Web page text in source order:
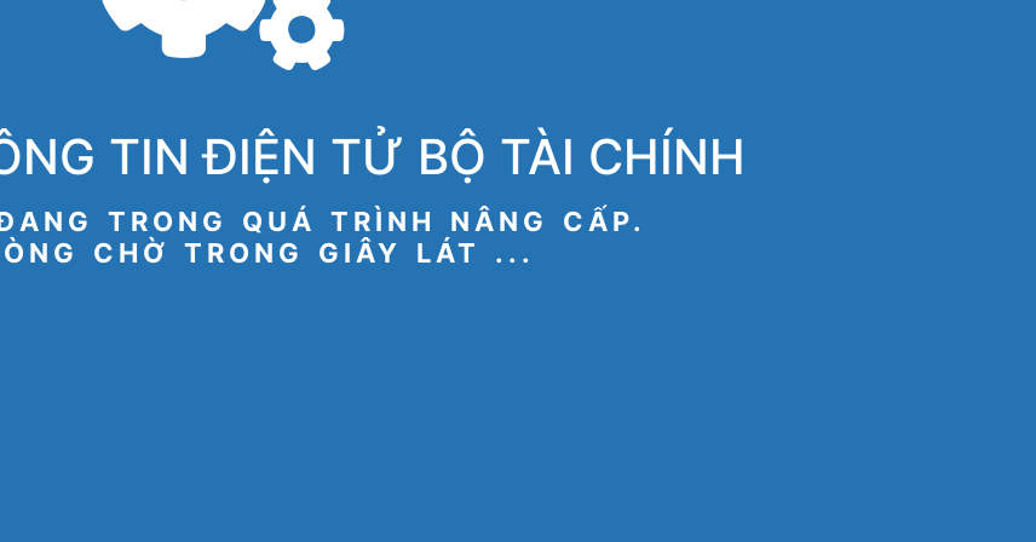
TIN ĐIỆN TỬ BỘ TÀI CHÍNH
TRONG QUÁ TRÌNH NÂNG CẤP.
CHỜ TRONG GIÂY LÁT ...